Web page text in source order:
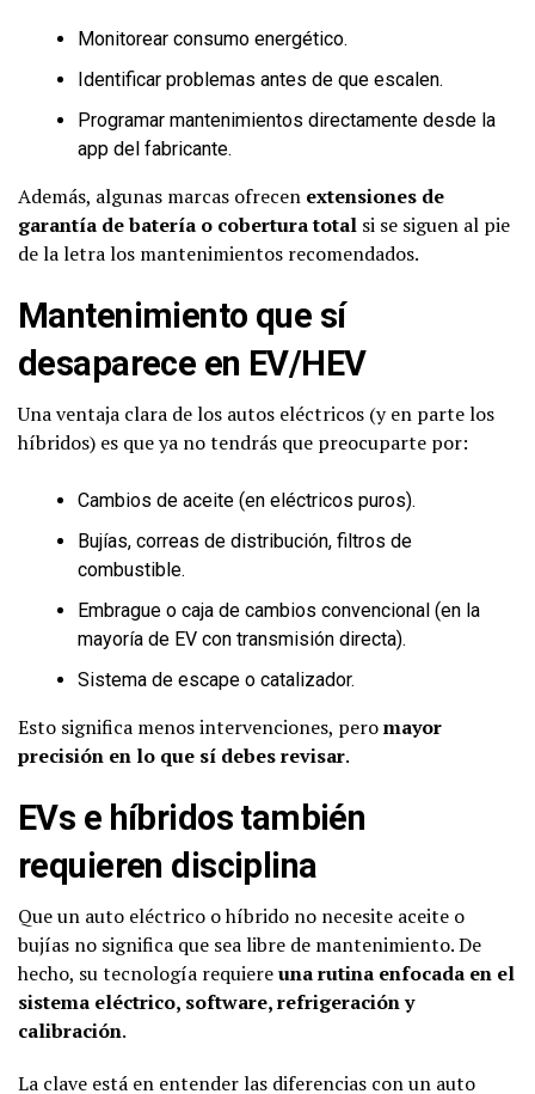
Monitorear consumo energético.
Identificar problemas antes de que escalen.
Programar mantenimientos directamente desde la
app del fabricante.
Además, algunas marcas ofrecen extensiones de
garantía de batería o cobertura total si se siguen al pie
de la letra los mantenimientos recomendados.
Mantenimiento que sí
desaparece en EV/HEV
Una ventaja clara de los autos eléctricos (y en parte los
híbridos) es que ya no tendrás que preocuparte por:
Cambios de aceite (en eléctricos puros).
Bujías, correas de distribución, filtros de
combustible.
Embrague o caja de cambios convencional (en la
mayoría de EV con transmisión directa).
Sistema de escape o catalizador.
Esto significa menos intervenciones, peromayor
precisión en lo que sí debes revisar.
EVs e híbridos también
requieren disciplina
Que un auto eléctrico o híbrido no necesite aceite o
bujías no significa que sea libre de mantenimiento. De
hecho, su tecnología requiereuna rutina enfocada en el
sistema eléctrico, software, refrigeración y
calibración.
La clave está en entender las diferencias con un auto